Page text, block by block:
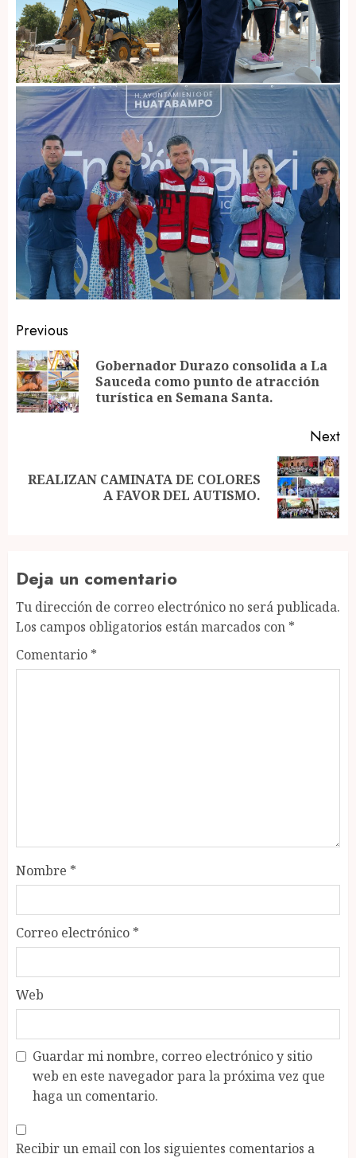
Post
navigation
Previous
Gobernador Durazo consolida a La
Sauceda como punto de atracción
turística en Semana Santa.
Next
Next
REALIZAN CAMINATA DE COLORES
A FAVOR DEL AUTISMO.
Deja un comentario
Tu dirección de correo electrónico no será publicada.
Los campos obligatorios están marcados con *
Comentario *
Nombre *
Correo electrónico *
Web
Guardar mi nombre, correo electrónico y sitio
web en este navegador para la próxima vez que
haga un comentario.
Recibir un email con los siguientes comentarios a